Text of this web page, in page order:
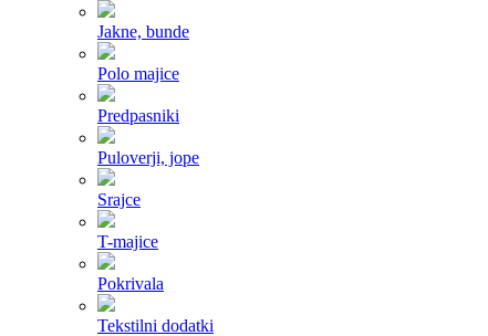
Jakne, bunde
Polo majice
Predpasniki
Puloverji, jope
Srajce
T-majice
Pokrivala
Tekstilni dodatki